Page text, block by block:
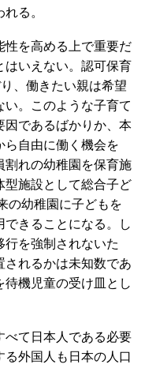
る。
性を高める上で重要だ
はいえない。認可保育
、働きたい親は希望
。このような子育て
因であるばかりか、本
ら自由に働く機会を
割れの幼稚園を保育施
型施設として総合子ど
の幼稚園に子どもを
きることになる。し
を強制されないた
れるかは未知数であ
待機児童の受け皿とし
べて日本人である必要
外国人も日本の人口